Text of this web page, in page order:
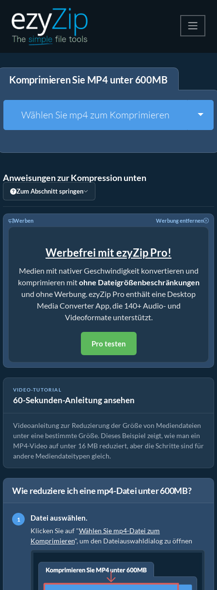
Entpacken
Weitere Tools
Komprimieren Sie MP4 unter 600MB
Wählen Sie mp4 zum Komprimieren
Anweisungen zur Kompression unten
Zum Abschnitt springen
Werben Werbung entfernen
Werbefrei mit ezyZip Pro!
Medien mit nativer Geschwindigkeit konvertieren und
komprimieren mitohne Dateigrößenbeschränkungen
und ohne Werbung. ezyZip Pro enthält eine Desktop
Media Converter App, die 140+ Audio- und
Videoformate unterstützt.
Pro testen
VIDEO-TUTORIAL
60-Sekunden-Anleitung ansehen
Wie man MP4 auf 16MB reduziert (Einfache Anleitung)
Videoanleitung zur Reduzierung der Größe von Mediendateien
unter eine bestimmte Größe. Dieses Beispiel zeigt, wie man ein
MP4-Video auf unter 16 MB reduziert, aber die Schritte sind für
andere Mediendateitypen gleich.
Wie reduziere ich eine mp4-Datei unter 600MB?
Datei auswählen.
Klicken Sie auf "Wählen Sie mp4-Datei zum
Komprimieren", um den Dateiauswahldialog zu öffnen